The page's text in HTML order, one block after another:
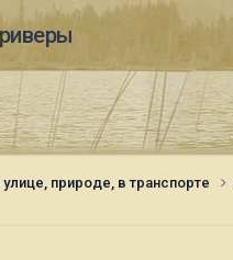
природе, в транспорте